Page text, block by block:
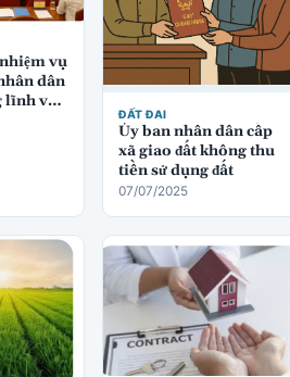
vụ
dân
lĩnh vực
ĐẤT ĐAI
Ủy ban nhân dân cấp
xã giao đất không thu
tiền sử dụng đất
07/07/2025